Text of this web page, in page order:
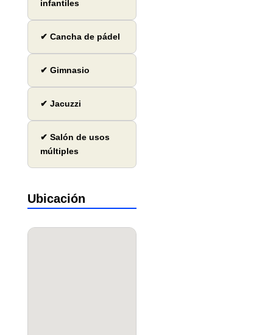
infantiles
✔ Cancha de pádel
✔ Gimnasio
✔ Jacuzzi
✔ Salón de usos
múltiples
Ubicación